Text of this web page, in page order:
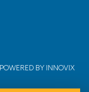
BY INNOVIX